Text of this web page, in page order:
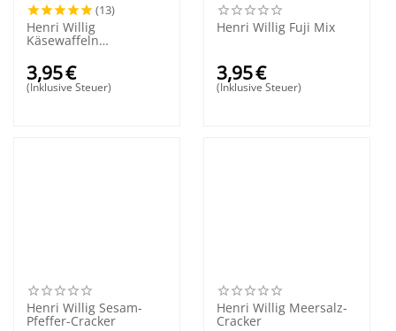
(13)
Henri Willig
Käsewaffeln
Knoblauch
3,95€
(Inklusive Steuer)
Henri Willig Fuji Mix
3,95€
(Inklusive Steuer)
Henri Willig Sesam-
Pfeffer-Cracker
Henri Willig Meersalz-
Cracker